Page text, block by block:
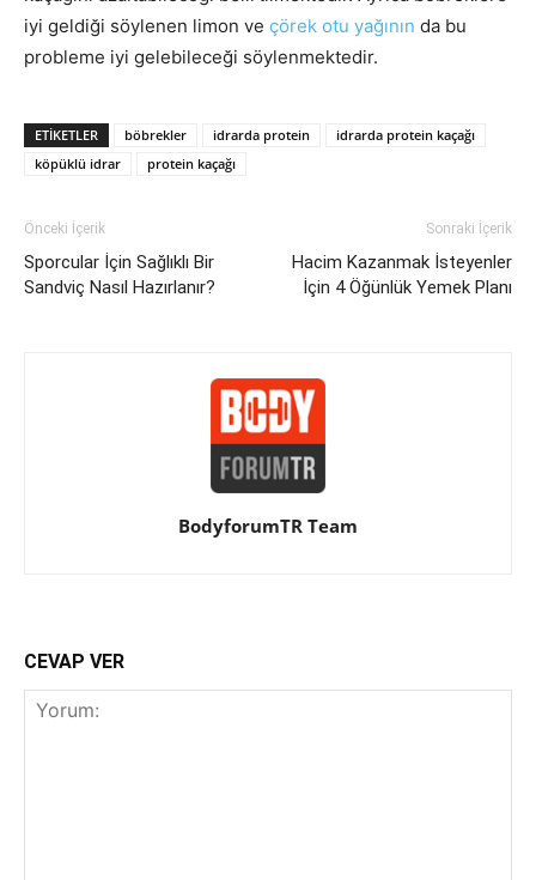
iyi geldiği söylenen limon ve çörek otu yağının da bu
probleme iyi gelebileceği söylenmektedir.
ETIKETLER böbrekler idrarda protein
idrarda protein kaçağı
köpüklü idrar
protein kaçağı
Önceki İçerik
Sporcular İçin Sağlıklı Bir
Sandviç Nasıl Hazırlanır?
Sonraki İçerik
Hacim Kazanmak İsteyenler
İçin 4 Öğünlük Yemek Planı
BodyforumTR Team
CEVAP VER